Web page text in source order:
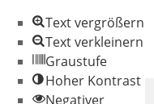
Text vergrößern
Text verkleinern
Graustufe
Hoher Kontrast
Negativer